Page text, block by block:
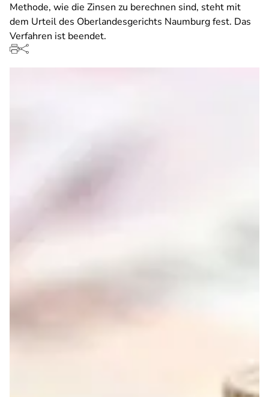
Methode, wie die Zinsen zu berechnen sind, steht mit
dem Urteil des Oberlandesgerichts Naumburg fest. Das
Verfahren ist beendet.